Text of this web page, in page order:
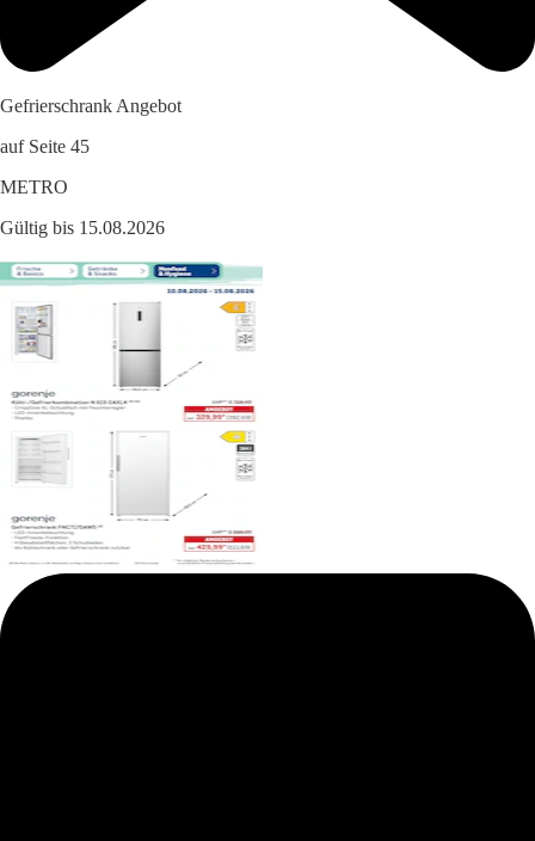
Gefrierschrank Angebot
auf Seite 45
METRO
Gültig bis 15.08.2026